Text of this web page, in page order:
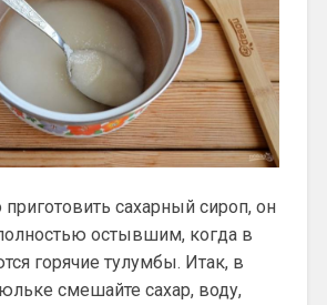
сахарный сироп, он
остывшим, когда в
горячие тулумбы. Итак, в
смешайте сахар, воду,